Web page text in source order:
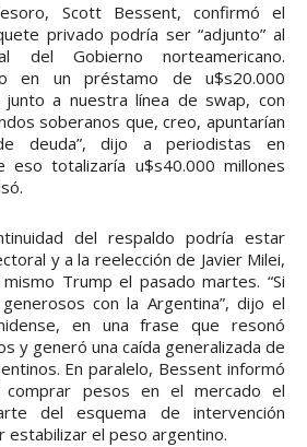
Scott Bessent, confirmó el
privado podría ser “adjunto” al
del Gobierno norteamericano.
en un préstamo de u$s20.000
a nuestra línea de swap, con
soberanos que, creo, apuntarían
deuda”, dijo a periodistas en
eso totalizaría u$s40.000 millones
del respaldo podría estar
y a la reelección de Javier Milei,
Trump el pasado martes. “Si
con la Argentina”, dijo el
en una frase que resonó
y generó una caída generalizada de
En paralelo, Bessent informó
pesos en el mercado el
del esquema de intervención
estabilizar el peso argentino.